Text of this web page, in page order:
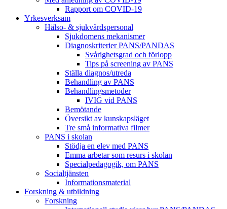
Rapport om COVID-19
Yrkesverksam
Hälso- & sjukvårdspersonal
Sjukdomens mekanismer
Diagnoskriterier PANS/PANDAS
Svårighetsgrad och förlopp
Tips på screening av PANS
Ställa diagnos/utreda
Behandling av PANS
Behandlings­metoder
IVIG vid PANS
Bemötande
Översikt av kunskapsläget
Tre små informativa filmer
PANS i skolan
Stödja en elev med PANS
Emma arbetar som resurs i skolan
Specialpedagogik, om PANS
Socialtjänsten
Informationsmaterial
Forskning & utbildning
Forskning